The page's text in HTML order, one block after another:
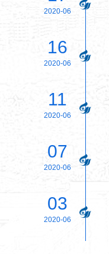
2020-06
16
2020-06
11
2020-06
07
2020-06
03
2020-06